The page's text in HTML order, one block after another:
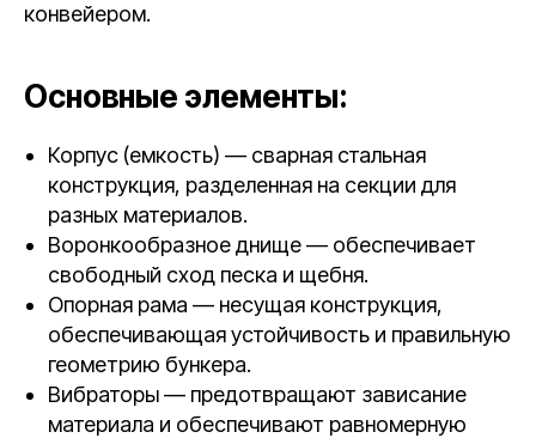
конвейером.
Основные элементы:
Корпус (емкость) — сварная стальная
конструкция, разделенная на секции для
разных материалов.
Воронкообразное днище — обеспечивает
свободный сход песка и щебня.
Опорная рама — несущая конструкция,
обеспечивающая устойчивость и правильную
геометрию бункера.
Вибраторы — предотвращают зависание
материала и обеспечивают равномерную